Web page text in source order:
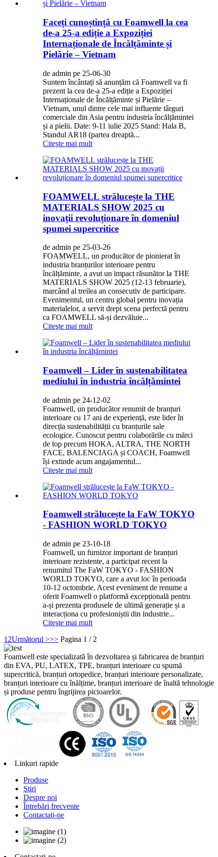
Faceți cunoștință cu Foamwell la cea
de-a 25-a ediție a Expoziției
Internaționale de Încălțăminte și
Pielărie – Vietnam
de admin pe 25-06-30
Suntem încântați să anunțăm că Foamwell va fi
prezent la cea de-a 25-a ediție a Expoziției
Internaționale de Încălțăminte și Pielărie –
Vietnam, unul dintre cele mai influente târguri
comerciale din Asia pentru industria încălțămintei
și a pielii. Date: 9-11 iulie 2025 Stand: Hala B,
Standul AR18 (partea dreaptă...
Citeşte mai mult
FOAMWELL strălucește la THE
MATERIALS SHOW 2025 cu
inovații revoluționare în domeniul
spumei supercritice
de admin pe 25-03-26
FOAMWELL, un producător de pionierat în
industria branțurilor interioare pentru
încălțăminte, a avut un impact răsunător la THE
MATERIALS SHOW 2025 (12-13 februarie),
marcând al treilea an consecutiv de participare.
Evenimentul, un centru global pentru inovația
materialelor, a servit drept scena perfectă pentru
ca FOAMWELL să-și dezvăluie...
Citeşte mai mult
Foamwell – Lider în sustenabilitatea
mediului în industria încălțămintei
de admin pe 24-12-02
Foamwell, un producător renumit de branțuri
interioare cu 17 ani de experiență, este lider în
direcția sustenabilității cu branțurile sale
ecologice. Cunoscut pentru colaborările cu mărci
de top precum HOKA, ALTRA, THE NORTH
FACE, BALENCIAGA și COACH, Foamwell
își extinde acum angajamentul...
Citeşte mai mult
Foamwell strălucește la FaW TOKYO
- FASHION WORLD TOKYO
de admin pe 23-10-18
Foamwell, un furnizor important de branțuri
interioare rezistente, a participat recent la
renumitul The FaW TOKYO - FASHION
WORLD TOKYO, care a avut loc în perioada
10-12 octombrie. Acest eveniment de renume a
oferit Foamwell o platformă excepțională pentru
a-și prezenta produsele de ultimă generație și a
interacționa cu profesioniștii din industrie...
Citeşte mai mult
1 2Următorul >>> Pagina 1 / 2
Foamwell este specializată în dezvoltarea și fabricarea de branțuri
din EVA, PU, ​​LATEX, TPE, branțuri interioare cu spumă
supercritică, branțuri ortopedice, branțuri interioare personalizate,
branțuri interioare cu înălțime, branțuri interioare de înaltă tehnologie
și produse pentru îngrijirea picioarelor.
Linkuri rapide
Produse
Ştiri
Despre noi
Întrebări frecvente
Contactaţi-ne